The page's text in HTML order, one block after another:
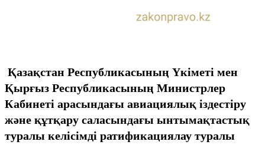
Қазақстан Республикасының Үкіметі мен
Қырғыз Республикасының Министрлер
Кабинеті арасындағы авиациялық іздестіру
және құтқару саласындағы ынтымақтастық
туралы келісімді ратификациялау туралы